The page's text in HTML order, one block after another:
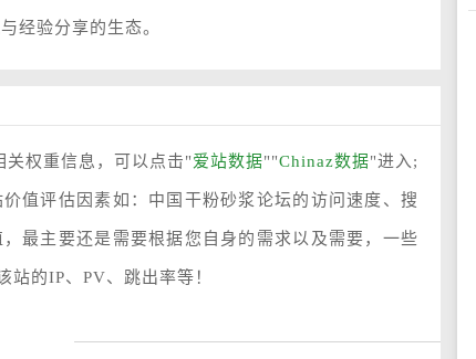
经验分享的生态。
关权重信息，可以点击"爱站数据""Chinaz数据"进入;
值评估因素如：中国干粉砂浆论坛的访问速度、搜
最主要还是需要根据您自身的需求以及需要，一些
的IP、PV、跳出率等！